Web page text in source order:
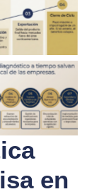
29-89
29-89
en